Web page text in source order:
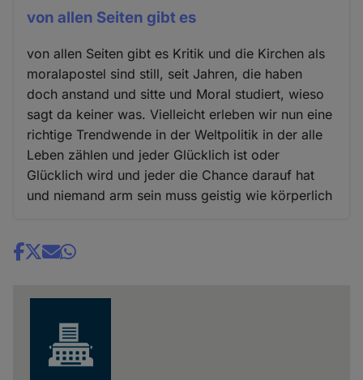
von allen Seiten gibt es
von allen Seiten gibt es Kritik und die Kirchen als
moralapostel sind still, seit Jahren, die haben
doch anstand und sitte und Moral studiert, wieso
sagt da keiner was. Vielleicht erleben wir nun eine
richtige Trendwende in der Weltpolitik in der alle
Leben zählen und jeder Glücklich ist oder
Glücklich wird und jeder die Chance darauf hat
und niemand arm sein muss geistig wie körperlich
Share